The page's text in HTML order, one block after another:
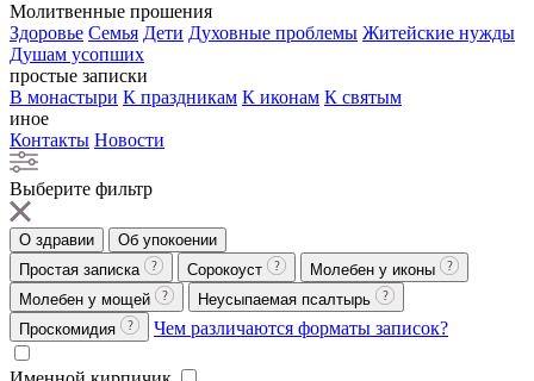
Молитвенные прошения
Здоровье Семья Дети Духовные проблемы Житейские нужды
Душам усопших
простые записки
В монастыри К праздникам К иконам К святым
иное
Контакты Новости
Выберите фильтр
О здравии
Об упокоении
Простая записка
Сорокоуст
Молебен у иконы
Молебен у мощей
Неусыпаемая псалтырь
Проскомидия
Чем различаются форматы записок?